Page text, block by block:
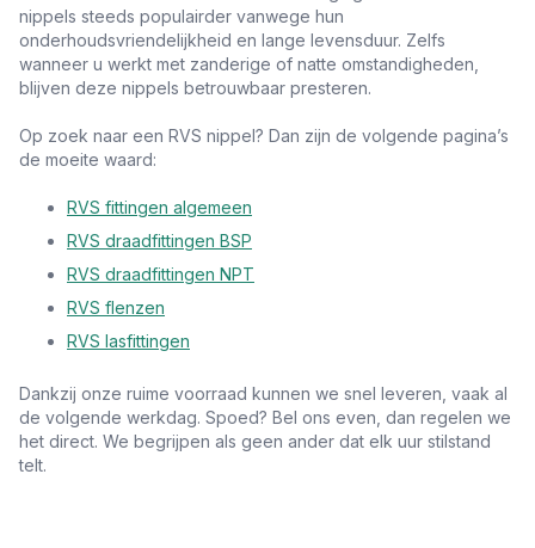
nippels steeds populairder vanwege hun
onderhoudsvriendelijkheid en lange levensduur. Zelfs
wanneer u werkt met zanderige of natte omstandigheden,
blijven deze nippels betrouwbaar presteren.
Op zoek naar een RVS nippel? Dan zijn de volgende pagina’s
de moeite waard:
RVS fittingen algemeen
RVS draadfittingen BSP
RVS draadfittingen NPT
RVS flenzen
RVS lasfittingen
Dankzij onze ruime voorraad kunnen we snel leveren, vaak al
de volgende werkdag. Spoed? Bel ons even, dan regelen we
het direct. We begrijpen als geen ander dat elk uur stilstand
telt.